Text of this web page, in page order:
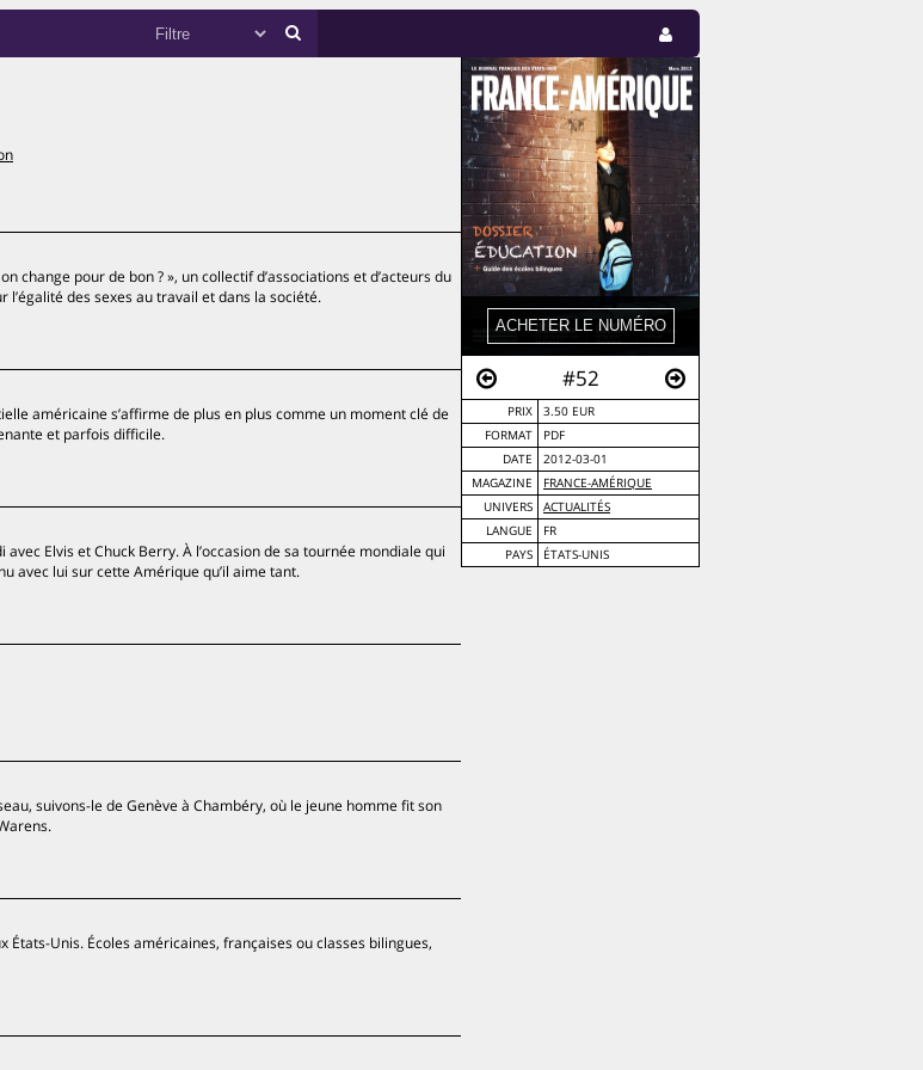
#52
PRIX
3.50 EUR
FORMAT
PDF
DATE
2012-03-01
MAGAZINE
FRANCE-AMÉRIQUE
UNIVERS
ACTUALITÉS
LANGUE
FR
PAYS
ÉTATS-UNIS
change pour de bon ? », un collectif d’associations et d’acteurs du
des sexes au travail et dans la société.
américaine s’affirme de plus en plus comme un moment clé de
et parfois difficile.
Elvis et Chuck Berry. À l’occasion de sa tournée mondiale qui
avec lui sur cette Amérique qu’il aime tant.
suivons-le de Genève à Chambéry, où le jeune homme fit son
Unis. Écoles américaines, françaises ou classes bilingues,